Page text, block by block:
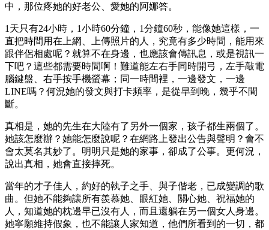
中，那位疼她的好老公、愛她的阿娜答。
1天只有24小時，1小時60分鐘，1分鐘60秒，能像她這樣，一
直把時間用在上網、上傳照片的人，究竟有多少時間，能用來
跟伴侶相處呢？就算不在身邊，也應該會傳訊息，或是視訊一
下吧？這些都需要時間啊！難道能左右手同時開弓，左手敲電
腦鍵盤、右手按手機螢幕；同一時間裡，一邊發文，一邊
LINE嗎？何況她的發文與打卡頻率，是從早到晚，幾乎不間
斷。
真相是，她的先生在大陸有了另外一個家，孩子都生兩個了。
她該怎麼辦？她能怎麼說呢？在網路上發出公告與聲明？會不
會太莫名其妙了。明明只是她的家事，卻成了公事。更何況，
說出真相，她會直接摔死。
當年的才子佳人，約好的執子之手、與子偕老，已成變調的歌
曲。但她不能夠讓所有羨慕她、眼紅她、關心她、祝福她的
人，知道她的枕邊早已沒有人，而且還躺在另一個女人身邊。
她寧願維持假象，也不能讓人家知道，他們所看到的一切，都